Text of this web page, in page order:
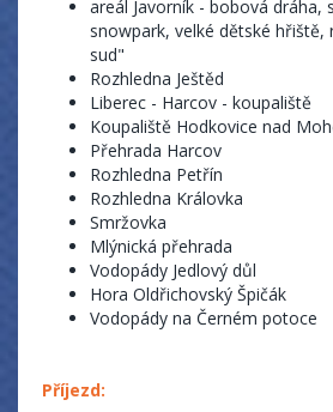
areál Javorník - bobová dráha,
snowpark, velké dětské hřiště,
sud"
Rozhledna Ještěd
Liberec - Harcov - koupaliště
Koupaliště Hodkovice nad
Přehrada Harcov
Rozhledna Petřín
Rozhledna Královka
Smržovka
Mlýnická přehrada
Vodopády Jedlový důl
Hora Oldřichovský Špičák
Vodopády na Černém potoce
Příjezd: